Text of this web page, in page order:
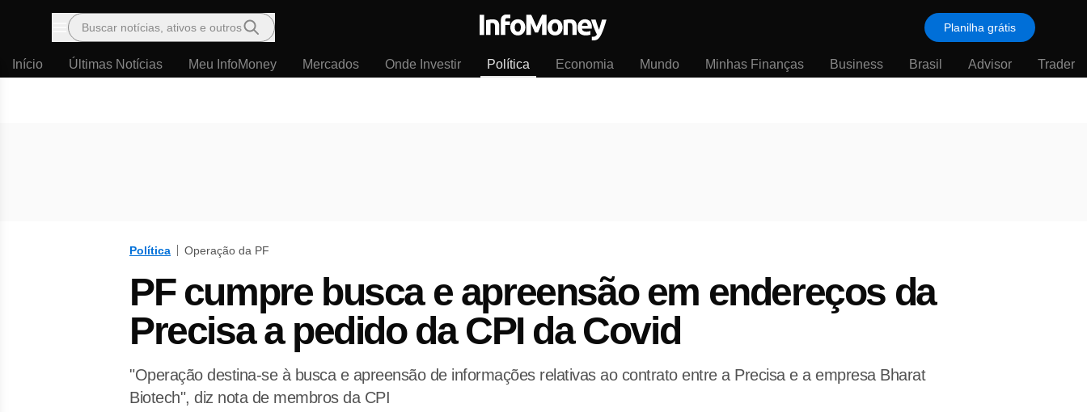
Menu
Buscar notícias, ativos e outros Planilha grátis
Início Últimas Notícias Meu InfoMoney Mercados Onde Investir Política Economia Mundo Minhas Finanças Business Brasil Advisor Trader
Política Operação da PF
PF cumpre busca e apreensão em endereços da
Precisa a pedido da CPI da Covid
"Operação destina-se à busca e apreensão de informações relativas ao contrato entre a Precisa e a empresa Bharat
Biotech", diz nota de membros da CPI